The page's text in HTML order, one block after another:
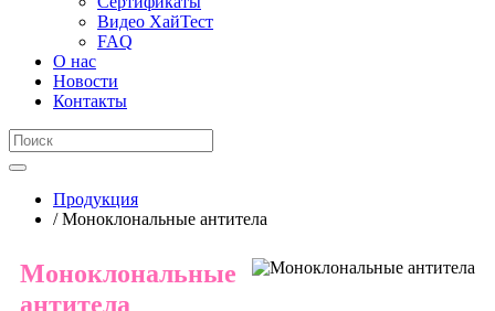
Видео ХайТест
FAQ
О нас
Новости
Контакты
Продукция
/ Моноклональные антитела
Моноклональные
антитела